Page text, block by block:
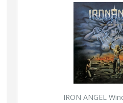
IRON ANGEL